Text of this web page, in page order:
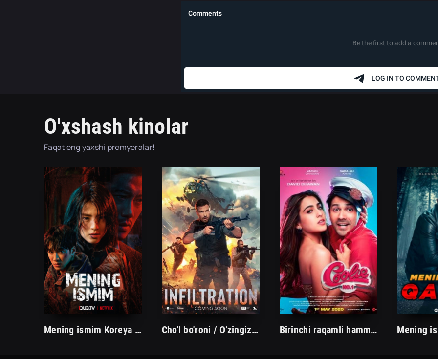
O'xshash kinolar
Faqat eng yaxshi premyeralar!
Mening ismim Koreya serali 1. 2. 3. 4. 5. 6. 7. 8. qism uzbek tilida Netflix serali Cho'l bo'roni / O'zingizning urushingiz / Mening jangim Uzbek tilida 2022 Yangi Jangari kino Birinchi raqamli hammol Hind kino (2020)